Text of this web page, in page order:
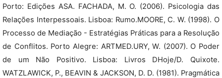
Porto: Edições ASA. FACHADA, M. O. (2006). Psicologia das
Relações Interpessoais. Lisboa: Rumo.MOORE, C. W. (1998). O
Processo de Mediação - Estratégias Práticas para a Resolução
de Conflitos. Porto Alegre: ARTMED.URY, W. (2007). O Poder
de um Não Positivo. Lisboa: Livros DHoje/D. Quixote.
WATZLAWICK, P., BEAVIN & JACKSON, D. D. (1981). Pragmática